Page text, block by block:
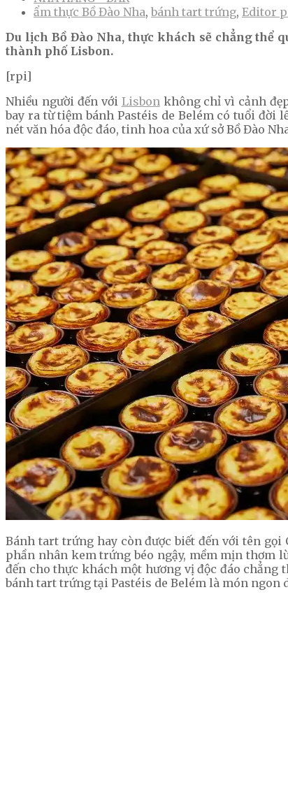
ẩm thực Bồ Đào Nha, bánh tart trứng, Editor
Du lịch Bồ Đào Nha, thực khách sẽ chẳng thể
thành phố Lisbon.
[rpi]
Nhiều người đến với Lisbonkhông chỉ vì cảnh
bay ra từ tiệm bánh Pastéis de Belém có tuổi đời
nét văn hóa độc đáo, tinh hoa của xứ sở Bồ Đào
Bánh tart trứng hay còn được biết đến với tên
phần nhân kem trứng béo ngậy, mềm mịn thơm
đến cho thực khách một hương vị độc đáo chẳng
bánh tart trứng tại Pastéis de Belém là món ngon